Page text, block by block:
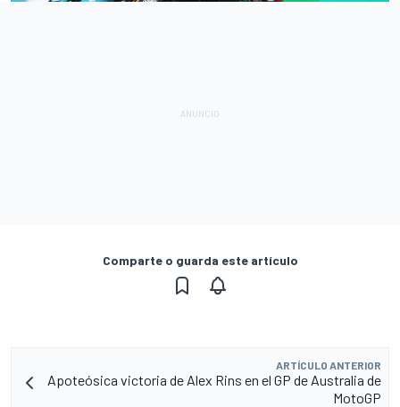
Comparte o guarda este artículo
ARTÍCULO ANTERIOR
Apoteósica victoria de Alex Rins en el GP de Australia de
MotoGP